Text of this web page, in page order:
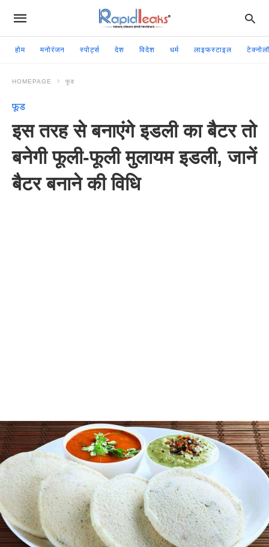
होम मनोरंजन स्पोर्ट्स देश विदेश धर्म लाइफस्टाइल
HOMEPAGE फूड
फूड
इस तरह से बनाएंगे इडली का बैटर तो
बनेगी फूली-फूली मुलायम इडली, जानें
बैटर बनाने की विधि